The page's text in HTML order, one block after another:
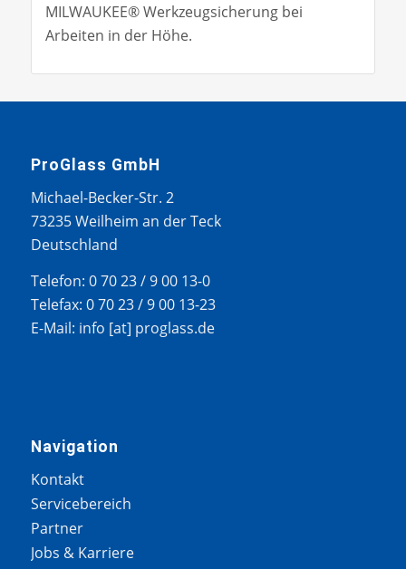
MILWAUKEE® Werkzeugsicherung bei
Arbeiten in der Höhe.
ProGlass GmbH
Michael-Becker-Str. 2
73235 Weilheim an der Teck
Deutschland
Telefon: 0 70 23 / 9 00 13-0
Telefax: 0 70 23 / 9 00 13-23
E-Mail: info [at] proglass.de
Navigation
Kontakt
Servicebereich
Partner
Jobs & Karriere